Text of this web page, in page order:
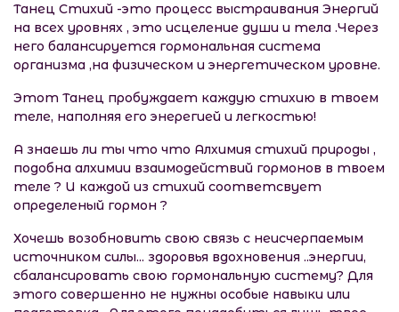
Танец Стихий -это процесс выстраивания Энергий
на всех уровнях , это исцеление души и тела .Через
него балансируется гормональная система
организма ,на физическом и энергетическом уровне.
Этот Танец пробуждает каждую стихию в твоем
теле, наполняя его энерегией и легкостью!
А знаешь ли ты что что Алхимия стихий природы ,
подобна алхимии взаимодействий гормонов в твоем
теле ? И каждой из стихий соответсвует
определеный гормон ?
Хочешь возобновить свою связь с неисчерпаемым
источником силы... здоровья вдохновения ..энергии,
сбалансировать свою гормональную систему? Для
этого совершенно не нужны особые навыки или